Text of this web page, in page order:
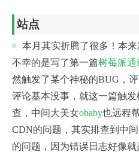
站点
本月其实折腾了很多！本来
不幸的是写了第一篇树莓派通
然触发了某个神秘的BUG，
评论基本没事，就这一篇触
查，中间大美女obaby也远程
CDN的问题，其实排查到中
的问题，因为错误日志好像